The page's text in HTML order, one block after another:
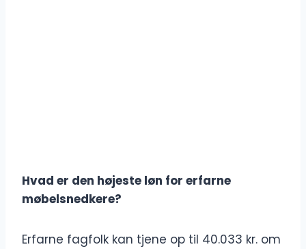
Hvad er den højeste løn for erfarne
møbelsnedkere?
Erfarne fagfolk kan tjene op til 40.033 kr. om